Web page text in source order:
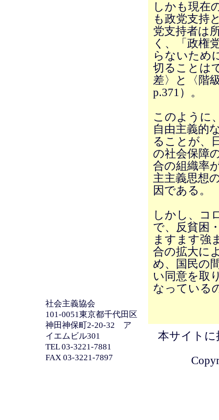
しかも現在
も政党支持
党支持者は
く、「政権
らないため
切ることは
差〉と〈階
p.371）。
このように
自由主義的
ることが、
の社会保障
合の組織率
主主義思想
因である。
しかし、コ
で、反貧困
ますます強
合の拡大に
め、国民の
い同意を取
なっている
本サイトに
社会主義協会
101-0051東京都千代田区
神田神保町2-20-32 ア
イエムビル301
TEL 03-3221-7881
FAX 03-3221-7897